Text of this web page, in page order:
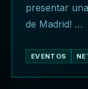
presentar
de Madrid! …
EVENTOS